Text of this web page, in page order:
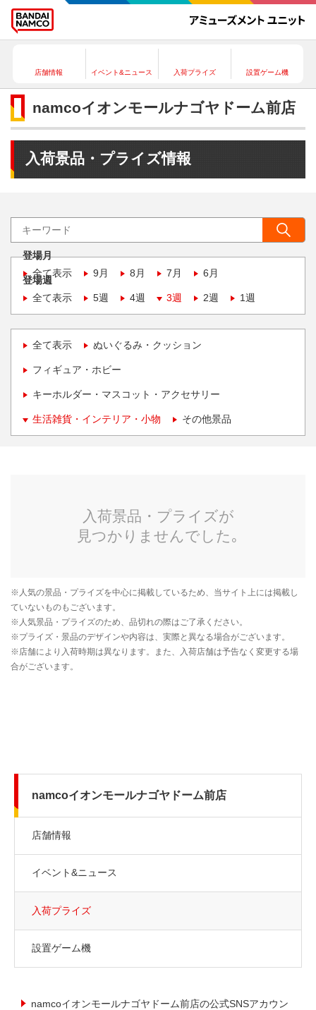
店舗情報 イベント&ニュース 入荷プライズ 設置ゲーム機
namcoイオンモールナゴヤドーム前店
入荷景品・プライズ情報
登場月
全て表示
9月 8月 7月 6月
登場週
全て表示
5週 4週 3週 2週 1週
全て表示 ぬいぐるみ・クッション
フィギュア・ホビー
キーホルダー・マスコット・アクセサリー
生活雑貨・インテリア・小物 その他景品
namcoイオンモールナゴヤドーム前店
店舗情報
イベント&ニュース
入荷プライズ
設置ゲーム機
namcoイオンモールナゴヤドーム前店の公式SNSアカウン